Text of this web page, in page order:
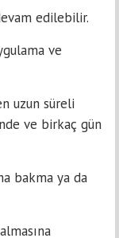
edilebilir.
ve
uzun süreli
ve birkaç gün
bakma ya da